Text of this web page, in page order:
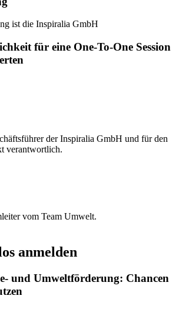
für eine One-To-One Session
der Inspiralia GmbH und für den
verantwortlich.
vom Team Umwelt.
anmelden
und Umweltförderung: Chancen